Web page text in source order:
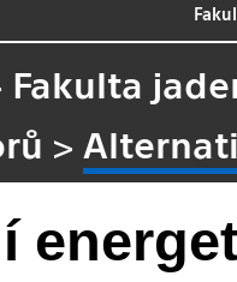
Fakulta
>